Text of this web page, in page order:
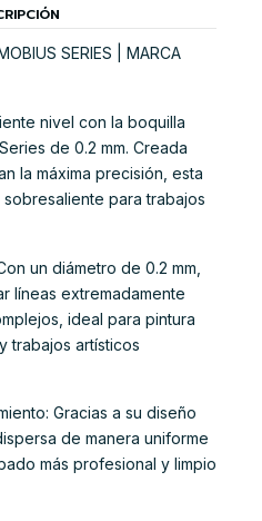
SERIES | MARCA
nivel con la boquilla
de 0.2 mm. Creada
la máxima precisión, esta
para trabajos
un diámetro de 0.2 mm,
líneas extremadamente
ideal para pintura
trabajos artísticos
Gracias a su diseño
de manera uniforme
más profesional y limpio